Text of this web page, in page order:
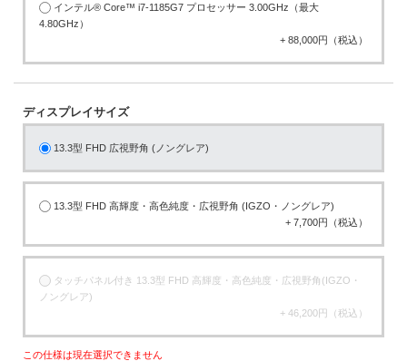
インテル® Core™ i7-1185G7 プロセッサー 3.00GHz（最大
4.80GHz）
+ 88,000円（税込）
ディスプレイサイズ
13.3型 FHD 広視野角 (ノングレア)
13.3型 FHD 高輝度・高色純度・広視野角 (IGZO・ノングレア)
+ 7,700円（税込）
タッチパネル付き 13.3型 FHD 高輝度・高色純度・広視野角(IGZO・
ノングレア)
+ 46,200円（税込）
この仕様は現在選択できません